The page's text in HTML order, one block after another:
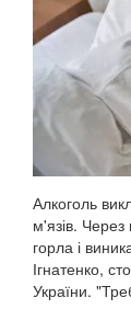
Алкоголь
м'язів. Через
горла і
Ігнатенко,
України.